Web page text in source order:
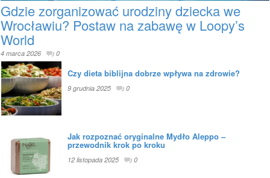
Gdzie zorganizować urodziny dziecka we
Wrocławiu? Postaw na zabawę w Loopy’s
World
4 marca 2026 0
Czy dieta biblijna dobrze wpływa na zdrowie?
9 grudnia 2025 0
Jak rozpoznać oryginalne Mydło Aleppo –
przewodnik krok po kroku
12 listopada 2025 0